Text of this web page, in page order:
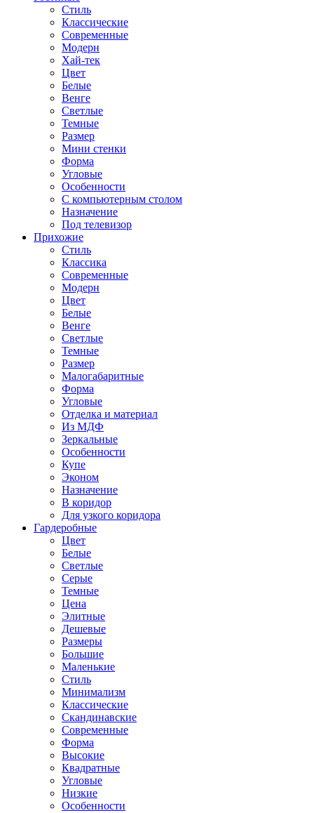
Стиль
Классические
Современные
Модерн
Хай-тек
Цвет
Белые
Венге
Светлые
Темные
Размер
Мини стенки
Форма
Угловые
Особенности
С компьютерным столом
Назначение
Под телевизор
Прихожие
Стиль
Классика
Современные
Модерн
Цвет
Белые
Венге
Светлые
Темные
Размер
Малогабаритные
Форма
Угловые
Отделка и материал
Из МДФ
Зеркальные
Особенности
Купе
Эконом
Назначение
В коридор
Для узкого коридора
Гардеробные
Цвет
Белые
Светлые
Серые
Темные
Цена
Элитные
Дешевые
Размеры
Большие
Маленькие
Стиль
Минимализм
Классические
Скандинавские
Современные
Форма
Высокие
Квадратные
Угловые
Низкие
Особенности